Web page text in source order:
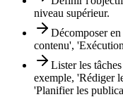
niveau supérieur.
Décomposer
contenu',
Lister les
exemple, 'Rédiger
'Planifier les